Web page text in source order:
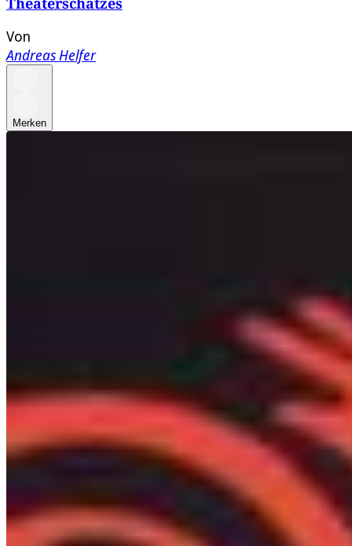
Von
Andreas Helfer
Merken